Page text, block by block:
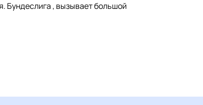
Бундеслига , вызывает большой